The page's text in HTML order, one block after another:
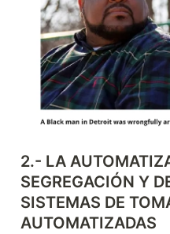
2.- LA
SEGREGACIÓN Y
SISTEMAS DE
AUTOMATIZADAS